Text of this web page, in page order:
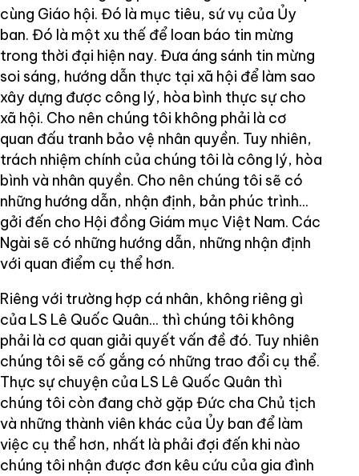
cùng Giáo hội. Đó là mục tiêu, sứ vụ của Ủy
ban. Đó là một xu thế để loan báo tin mừng
trong thời đại hiện nay. Đưa áng sánh tin mừng
soi sáng, hướng dẫn thực tại xã hội để làm sao
xây dựng được công lý, hòa bình thực sự cho
xã hội. Cho nên chúng tôi không phải là cơ
quan đấu tranh bảo vệ nhân quyền. Tuy nhiên,
trách nhiệm chính của chúng tôi là công lý, hòa
bình và nhân quyền. Cho nên chúng tôi sẽ có
những hướng dẫn, nhận định, bản phúc trình...
gởi đến cho Hội đồng Giám mục Việt Nam. Các
Ngài sẽ có những hướng dẫn, những nhận định
với quan điểm cụ thể hơn.
Riêng với trường hợp cá nhân, không riêng gì
của LS Lê Quốc Quân... thì chúng tôi không
phải là cơ quan giải quyết vấn đề đó. Tuy nhiên
chúng tôi sẽ cố gắng có những trao đổi cụ thể.
Thực sự chuyện của LS Lê Quốc Quân thì
chúng tôi còn đang chờ gặp Đức cha Chủ tịch
và những thành viên khác của Ủy ban để làm
việc cụ thể hơn, nhất là phải đợi đến khi nào
chúng tôi nhận được đơn kêu cứu của gia đình